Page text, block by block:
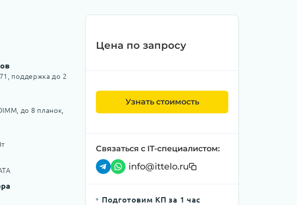
поддержка до 2
до 8 планок,
Цена по запросу
Узнать стоимость
Связаться с IT-специалистом:
info@ittelo.ru
Подготовим КП за 1 час